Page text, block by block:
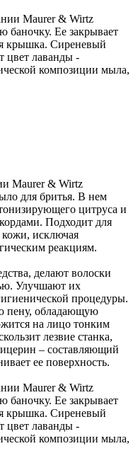
Maurer & Wirtz
баночку. Ее закрывает
крышка. Сиреневый
цвет лаванды -
композиции мыла,
Maurer & Wirtz
для бритья. В нем
цитруса и
Подходит для
исключая
реакциям.
делают волоски
Улучшают их
процедуры.
пену, обладающую
на лицо тонким
лезвие станка,
– составляющий
ее поверхность.
Maurer & Wirtz
баночку. Ее закрывает
крышка. Сиреневый
цвет лаванды -
композиции мыла,